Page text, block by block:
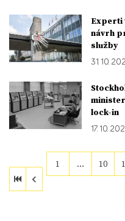
Experti
návrh
služby
31. 10.
lock-in
17. 10.
1 … 10